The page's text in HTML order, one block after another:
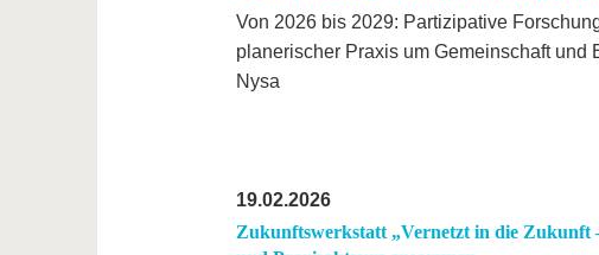
Von 2026 bis 2029: Partizipative
planerischer Praxis um Gemeinschaft
Nysa
19.02.2026
Zukunftswerkstatt „Vernetzt in die Zukunft